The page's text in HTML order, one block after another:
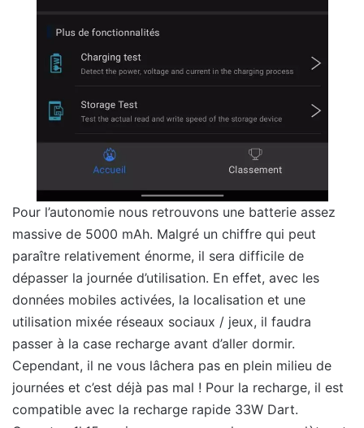
Pour l’autonomie nous retrouvons une batterie assez
massive de 5000 mAh. Malgré un chiffre qui peut
paraître relativement énorme, il sera difficile de
dépasser la journée d’utilisation. En effet, avec les
données mobiles activées, la localisation et une
utilisation mixée réseaux sociaux / jeux, il faudra
passer à la case recharge avant d’aller dormir.
Cependant, il ne vous lâchera pas en plein milieu de
journées et c’est déjà pas mal ! Pour la recharge, il est
compatible avec la recharge rapide 33W Dart.